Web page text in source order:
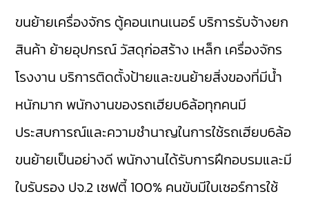
ขนย้ายเครื่องจักร ตู้คอนเทนเนอร์ บริการรับจ้างยก
สินค้า ย้ายอุปกรณ์ วัสดุก่อสร้าง เหล็ก เครื่องจักร
โรงงาน บริการติดตั้งป้ายและขนย้ายสิ่งของที่มีน้ำ
หนักมาก พนักงานของรถเฮียบ6ล้อทุกคนมี
ประสบการณ์และความชำนาญในการใช้รถเฮียบ6ล้อ
ขนย้ายเป็นอย่างดี พนักงานได้รับการฝึกอบรมและมี
ใบรับรอง ปจ.2 เซฟตี้ 100% คนขับมีใบเซอร์การใช้